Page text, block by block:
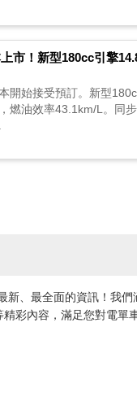
市！新型180cc引擎
開始接受預訂。新型
燃油效率43.1km/L。同
新、最全面的資訊！我們
彩內容，滿足您對電單